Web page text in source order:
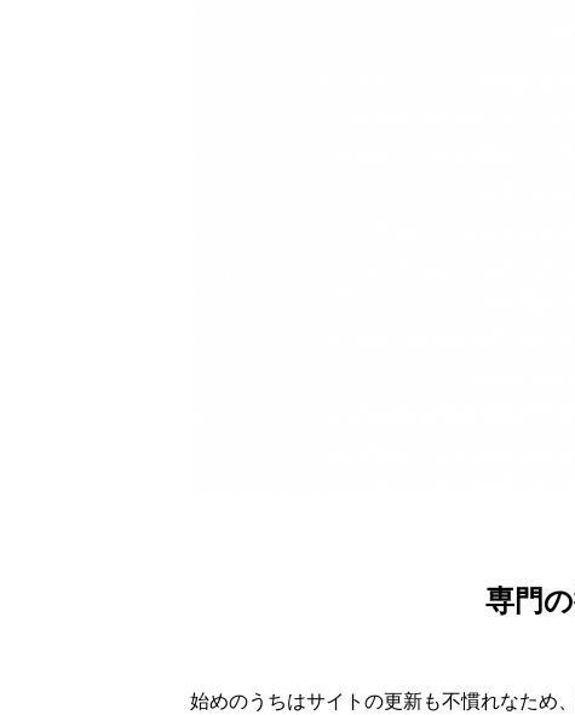
専門
始めのうちはサイトの更新も不慣れなため